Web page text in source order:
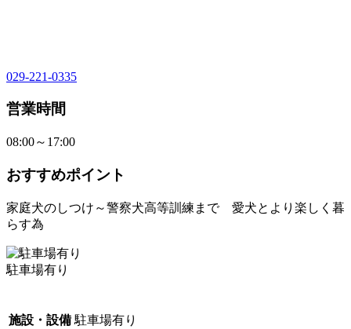
029-221-0335
営業時間
08:00～17:00
おすすめポイント
家庭犬のしつけ～警察犬高等訓練まで 愛犬とより楽しく暮
らす為
駐車場有り
施設・設備 駐車場有り